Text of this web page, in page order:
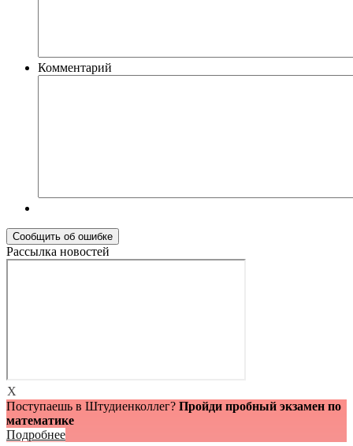
Комментарий
Рассылка новостей
X
Поступаешь в Штудиенколлег? Пройди пробный экзамен по
математике
Подробнее